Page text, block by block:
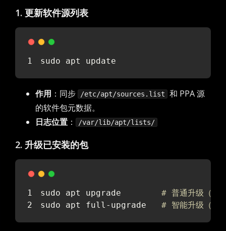
1. 更新软件源列表
sudo apt update
作用 ：同步 /etc/apt/sources.list
和 PPA 源
的软件包元数据。
日志位置 ： /var/lib/apt/lists/
2. 升级已安装的包
sudo apt upgrade # 普通升级（不
sudo apt full-upgrade # 智能升级（自